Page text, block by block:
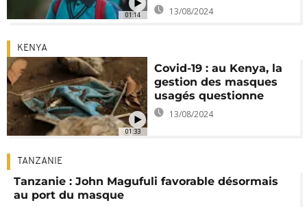
01:14 13/08/2024
01:33
KENYA
Covid-19 : au Kenya, la
gestion des masques
usagés questionne
13/08/2024
TANZANIE
Tanzanie : John Magufuli favorable désormais
au port du masque